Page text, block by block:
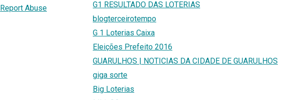
Report Abuse
G1 RESULTADO DAS LOTERIAS
blogterceirotempo
G 1 Loterias Caixa
Eleições Prefeito 2016
GUARULHOS | NOTICIAS DA CIDADE DE GUARULHOS
giga sorte
Big Loterias